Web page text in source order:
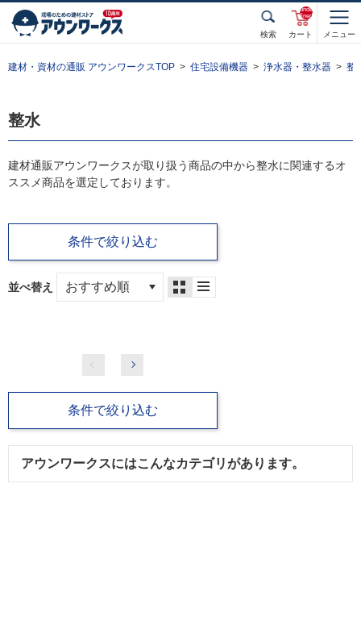
検索 カート
unde
fined
メニュー
建材・資材の通販 アウンワークスTOP 住宅設備機器 浄水器・整水器 整
整水
建材通販アウンワークスが取り扱う商品の中から整水に関連するオ
ススメ商品を選定しております。
条件で絞り込む
並べ替え
条件で絞り込む
アウンワークスにはこんなカテゴリがあります。